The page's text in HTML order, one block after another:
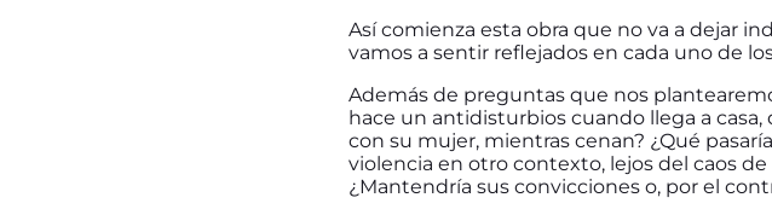
Así comienza esta obra que no va a dejar
vamos a sentir reflejados en cada uno de
Además de preguntas que nos
hace un antidisturbios cuando llega a
con su mujer, mientras cenan? ¿Qué
violencia en otro contexto, lejos del caos
¿Mantendría sus convicciones o, por el